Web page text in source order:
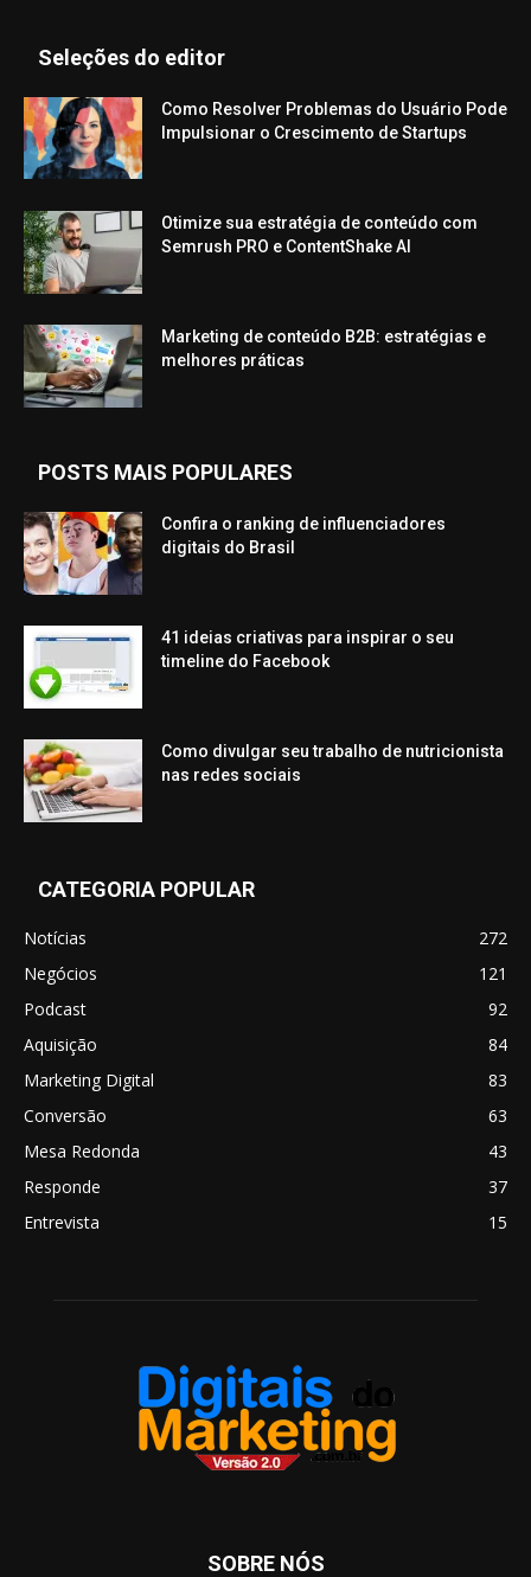
Seleções do editor
Como Resolver Problemas do Usuário Pode
Impulsionar o Crescimento de Startups
Otimize sua estratégia de conteúdo com
Semrush PRO e ContentShake AI
Marketing de conteúdo B2B: estratégias e
melhores práticas
POSTS MAIS POPULARES
Confira o ranking de influenciadores
digitais do Brasil
41 ideias criativas para inspirar o seu
timeline do Facebook
Como divulgar seu trabalho de nutricionista
nas redes sociais
CATEGORIA POPULAR
Notícias
272
Negócios
121
Podcast
92
Aquisição
84
Marketing Digital
83
Conversão
63
Mesa Redonda
43
Responde
37
Entrevista
15
SOBRE NÓS